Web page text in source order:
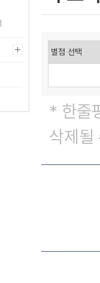
* 한줄
삭제될